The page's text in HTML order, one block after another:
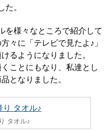
た。
を様々なところで紹介して
々に「テレビで見たよ♪」
るようになりました。
ことにもなり、私達とし
となりました。
タオル♪